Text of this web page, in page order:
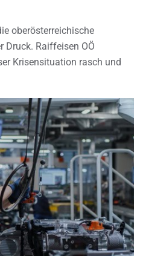
oberösterreichische
Raiffeisen OÖ
Krisensituation rasch und